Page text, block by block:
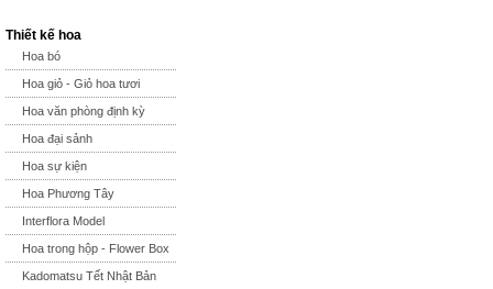
Thiết kế hoa
Hoa bó
Hoa giỏ - Giỏ hoa tươi
Hoa văn phòng định kỳ
Hoa đại sảnh
Hoa sự kiện
Hoa Phương Tây
Interflora Model
Hoa trong hộp - Flower Box
Kadomatsu Tết Nhật Bản